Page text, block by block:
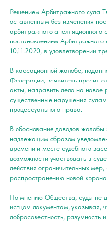
Решением Арбитражного суда
оставленным без изменения
арбитражного апелляционного
постановлением
10.11.2020, в удовлетворении
В кассационной жалобе,
Федерации, заявитель просит
акты, направить дело на новое
существенные нарушения
процессуального права.
В обоснование доводов жалобы
надлежащим образом
времени и месте судебного
возможности участвовать в
действия ограничительных
распространению новой
По мнению Общества, суды не
истцом документам, указывая,
добросовестность, разумность